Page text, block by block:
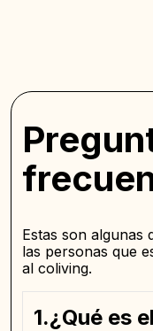
Estas son algunas
las personas que
al coliving.
¿Qué es